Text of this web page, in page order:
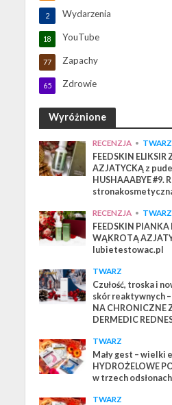
Wydarzenia
2
YouTube
18
Zapachy
77
Zdrowie
65
Wyróżnione
RECENZJA • TWARZ
FEEDSKIN
AZJATYCKĄ z
HUSHAAABYE #9.
RECENZJA • TWARZ
FEEDSKIN
WĄKROTĄ
lubietestowac.pl
TWARZ
Czułość, troska i
skór reaktywnych
NA CHRONICZNE
DERMEDIC
TWARZ
Mały gest – wielki
HYDROŻELOWE
w trzech
TWARZ